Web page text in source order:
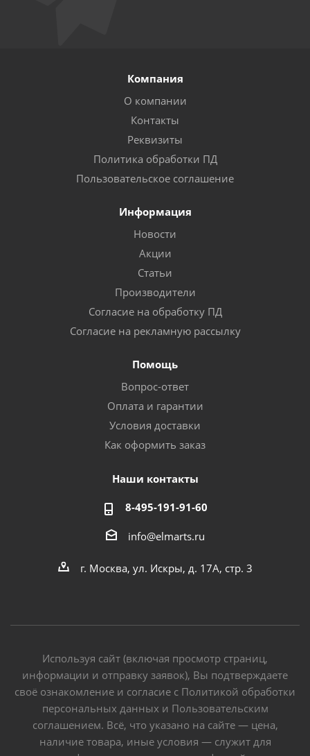
Компания
О компании
Контакты
Реквизиты
Политика обработки ПД
Пользовательское соглашение
Информация
Новости
Акции
Статьи
Производители
Согласие на обработку ПД
Согласие на рекламную рассылку
Помощь
Вопрос-ответ
Оплата и гарантии
Условия доставки
Как оформить заказ
Наши контакты
8-495-191-91-60
info@elmarts.ru
г. Москва, ул. Искры, д. 17А, стр. 3
Используя сайт (включая просмотр страниц,
информации и отправку заявок), Вы подтверждаете
своё ознакомление и согласие с Политикой обработки
персональных данных и Пользовательским
соглашением. Всё, что указано на сайте — цена,
наличие товара, иные условия — служит для